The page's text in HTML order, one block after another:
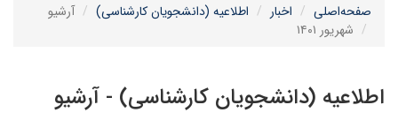
صفحه‌اصلی
اخبار اطلاعیه (دانشجویان کارشناسی)
آرشیو
شهریور ۱۴۰۱
اطلاعیه (دانشجویان کارشناسی) - آرشیو